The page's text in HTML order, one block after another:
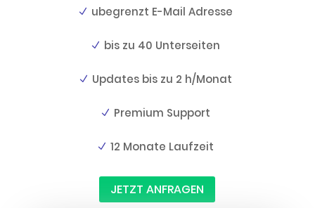
ubegrenzt E-Mail Adresse
bis zu 40 Unterseiten
Updates bis zu 2 h/Monat
Premium Support
12 Monate Laufzeit
JETZT ANFRAGEN